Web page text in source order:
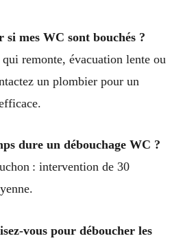
mes WC sont bouchés ?
remonte, évacuation lente ou
un plombier pour un
dure un débouchage WC ?
: intervention de 30
vous pour déboucher les